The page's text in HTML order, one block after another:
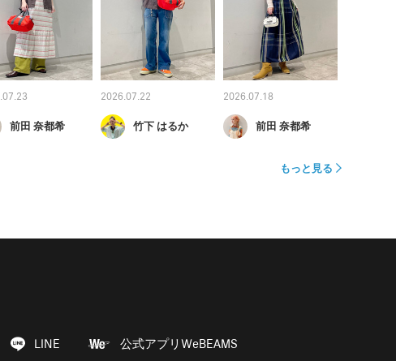
前田 奈都希
2026.07.22
竹下 はるか
2026.07.18
前田 奈都希
もっと見る
LINE 公式アプリWeBEAMS